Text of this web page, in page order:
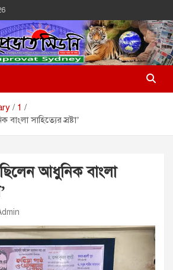
Community Newspaper In Australia
1
সাহিত্যের স্রষ্টা’
আধুনিক বাংলা